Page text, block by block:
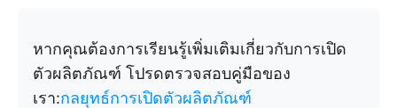
หากคุณต้องการเรียนรู้เพิ่มเติมเกี่ยวกับการเปิด
ตัวผลิตภัณฑ์ โปรดตรวจสอบคู่มือของ
เรา:กลยุทธ์การเปิดตัวผลิตภัณฑ์